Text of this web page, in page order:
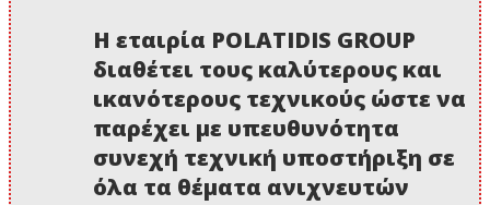
Η εταιρία POLATIDIS GROUP
διαθέτει τους καλύτερους και
ικανότερους τεχνικούς ώστε να
παρέχει με υπευθυνότητα
συνεχή τεχνική υποστήριξη σε
όλα τα θέματα ανιχνευτών